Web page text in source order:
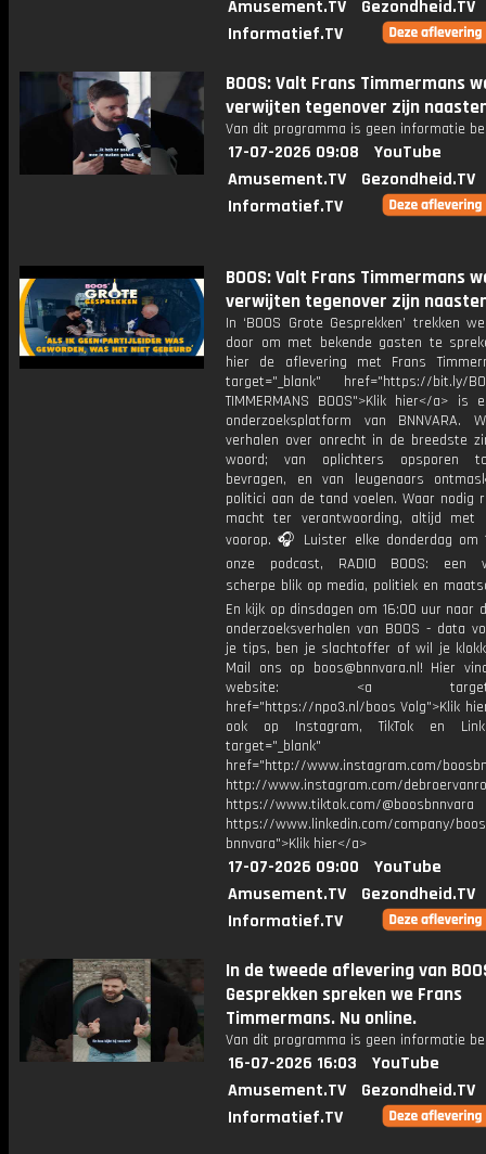
Amusement.TV
Gezondheid.TV
Informatief.TV
BOOS: Valt Frans Timmermans
verwijten tegenover zijn
Van dit programma is geen informatie
17-07-2026 09:08
YouTube
Amusement.TV
Gezondheid.TV
Informatief.TV
BOOS: Valt Frans Timmermans
verwijten tegenover zijn
In ‘BOOS Grote Gesprekken’ trekken
door om met bekende gasten te
hier de aflevering met Frans
target="_blank" href="https://bit.ly/
TIMMERMANS BOOS">Klik hier</a> is
onderzoeksplatform van BNNVARA.
verhalen over onrecht in de breedste
woord; van oplichters opsporen
bevragen, en van leugenaars
politici aan de tand voelen. Waar nodig
macht ter verantwoording, altijd met
voorop. 🎧 Luister elke donderdag om
onze podcast, RADIO BOOS: een
scherpe blik op media, politiek en
En kijk op dinsdagen om 16:00 uur naar
onderzoeksverhalen van BOOS - data
je tips, ben je slachtoffer of wil je
Mail ons op boos@bnnvara.nl! Hier
website: <a
href="https://npo3.nl/boos Volg">Klik
ook op Instagram, TikTok en
target="_blank"
href="http://www.instagram.com/
http://www.instagram.com/
https://www.tiktok.com/@boosbnnvara
https://www.linkedin.com/company/
bnnvara">Klik hier</a>
17-07-2026 09:00
YouTube
Amusement.TV
Gezondheid.TV
Informatief.TV
In de tweede aflevering van
Gesprekken spreken we Frans
Timmermans. Nu online.
Van dit programma is geen informatie
16-07-2026 16:03
YouTube
Amusement.TV
Gezondheid.TV
Informatief.TV